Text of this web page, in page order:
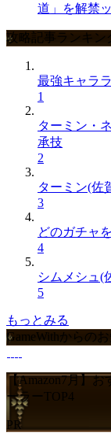
道」を解禁
攻略記事ランキン
最強キャラ
1
ターミン・
承技
2
ターミン(佐
3
どのガチャ
4
シムメシュ(
5
もっとみる
GameWithからの
【Amazon7月】
ーラーTOP4
PR